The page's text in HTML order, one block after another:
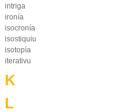
intriga
ironía
isocronía
isostiquiu
isotopía
iterativu
K
L